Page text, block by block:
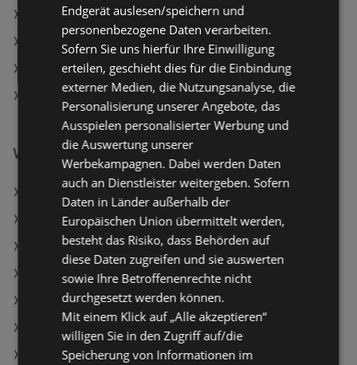
Lagerhaus in Großharras
Lagerhaus in Brunnenthal
Lagerhaus in Aigen im Ennstal
Lagerhaus in Fürstenfeld
Weiterführende Links
Lagerhaus Angebote
BAUHAUS Angebote
Matratzen Concord Angebote
Aktuelle Hagebau Lieb Markt Flugblätter
Aktuelle Matratzen Concord Flugblätter
Aktuelle bellaflora Flugblätter
Aktuelle JYSK Flugblätter
Endgerät auslesen/speichern und
personenbezogene Daten verarbeiten.
Sofern Sie uns hierfür Ihre Einwilligung
erteilen, geschieht dies für die Einbindung
externer Medien, die Nutzungsanalyse, die
Personalisierung unserer Angebote, das
Ausspielen personalisierter Werbung und
die Auswertung unserer
Werbekampagnen. Dabei werden Daten
auch an Dienstleister weitergeben. Sofern
Daten in Länder außerhalb der
Europäischen Union übermittelt werden,
besteht das Risiko, dass Behörden auf
diese Daten zugreifen und sie auswerten
sowie Ihre Betroffenenrechte nicht
durchgesetzt werden können.
Mit einem Klick auf „Alle akzeptieren“
willigen Sie in den Zugriff auf/die
Speicherung von Informationen im